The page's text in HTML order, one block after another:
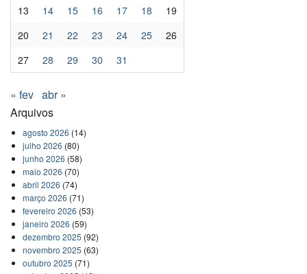
13
14 15 16 17 18
19
20
21 22 23 24 25
26
27
28 29 30 31
« fev abr »
Arquivos
agosto 2026 (14)
julho 2026 (80)
junho 2026 (58)
maio 2026 (70)
abril 2026 (74)
março 2026 (71)
fevereiro 2026 (53)
janeiro 2026 (59)
dezembro 2025 (92)
novembro 2025 (63)
outubro 2025 (71)